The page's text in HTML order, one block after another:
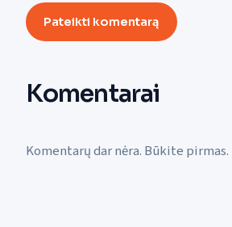
Pateikti komentarą
Komentarai
Komentarų dar nėra. Būkite pirmas.